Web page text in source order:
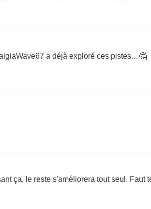
a déjà exploré ces pistes... 🤔
ça, le reste s'améliorera tout seul. Faut